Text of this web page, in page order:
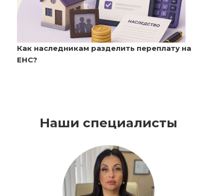
Как наследникам разделить переплату на
ЕНС?
Наши специалисты